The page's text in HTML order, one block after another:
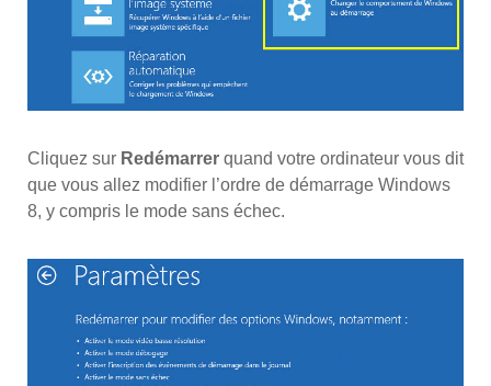
Cliquez sur Redémarrer quand votre ordinateur vous dit
que vous allez modifier l’ordre de démarrage Windows
8, y compris le mode sans échec.